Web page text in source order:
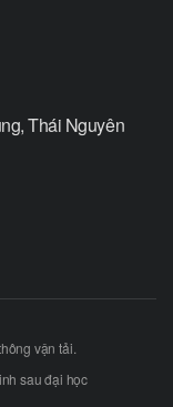
Thái Nguyên
vận tải.
sau đại học